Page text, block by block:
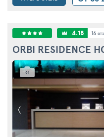
91
4.18 16
ORBI RESIDENCE